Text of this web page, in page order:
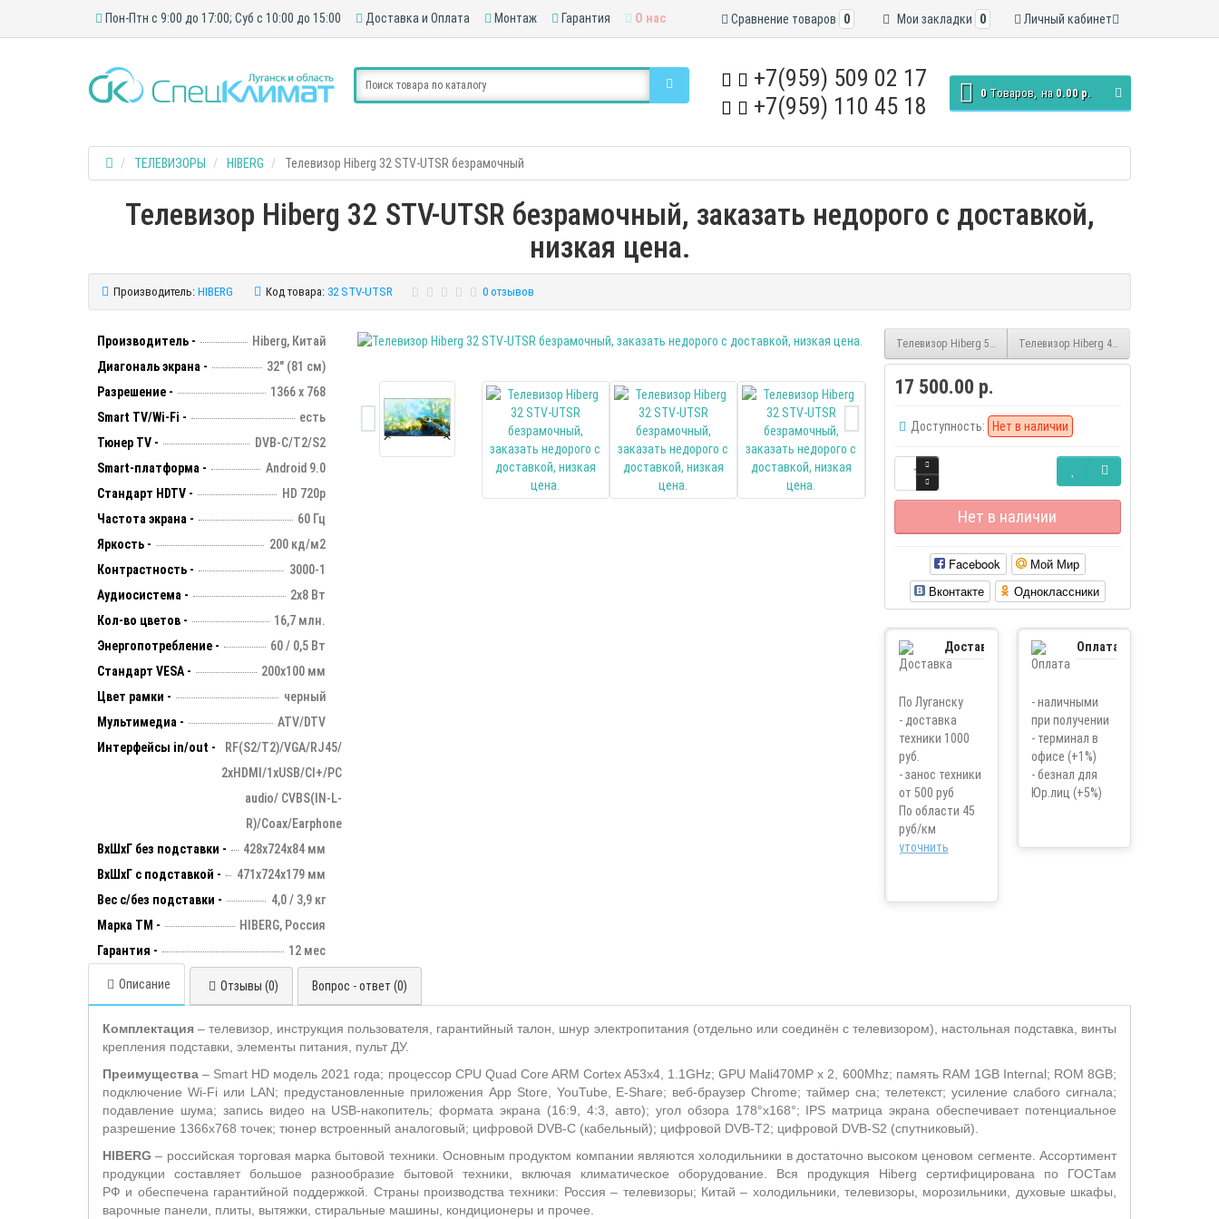
Пон-Птн с 9:00 до 17:00; Суб с 10:00 до 15:00 Доставка и Оплата Монтаж Гарантия О нас Личный кабинет
Мои закладки 0
Сравнение товаров 0
+7(959) 509 02 17
+7(959) 110 45 18
0 Tоваров, на 0.00 р.
ТЕЛЕВИЗОРЫ HIBERG Телевизор Hiberg 32 STV-UTSR безрамочный
Телевизор Hiberg 32 STV-UTSR безрамочный, заказать недорого с доставкой,
низкая цена.
Производитель: HIBERG Код товара: 32 STV-UTSR 0 отзывов
Производитель -
Hiberg, Китай
Диагональ экрана -
32" (81 см)
Разрешение -
1366 х 768
Smart TV/Wi-Fi -
есть
Тюнер TV -
DVB-C/T2/S2
Smart-платформа -
Android 9.0
Стандарт HDTV -
HD 720p
Частота экрана -
60 Гц
Яркость -
200 кд/м2
Контрастность -
3000-1
Аудиосистема -
2х8 Вт
Кол-во цветов -
16,7 млн.
Энергопотребление -
60 / 0,5 Вт
Стандарт VESA -
200х100 мм
Цвет рамки -
черный
Мультимедиа -
ATV/DTV
Интерфейсы in/out -
RF(S2/T2)/VGA/RJ45/
2xHDMI/1xUSB/CI+/PC
audio/ CVBS(IN-L-
R)/Coax/Earphone
ВхШхГ без подставки -
428х724х84 мм
ВхШхГ с подставкой -
471x724x179 мм
Вес с/без подставки -
4,0 / 3,9 кг
Марка ТМ -
HIBERG, Россия
Гарантия -
12 мес
Телевизор Hiberg 55 4KTV-QTSТелевизор Hiberg 40 STV-QTS
17 500.00 р.
Доступность: Нет в наличии
Нет в наличии
Facebook
Мой Мир
Вконтакте
Одноклассники
Доставка
По Луганску
- доставка
техники 1000
руб.
- занос техники
от 500 руб
По области 45
руб/км
уточнить
Оплата
- наличными
при получении
- терминал в
офисе (+1%)
- безнал для
Юр.лиц (+5%)
Описание Отзывы (0) Вопрос - ответ (0)
Комплектация– телевизор, инструкция пользователя, гарантийный талон, шнур электропитания (отдельно или соединён с телевизором), настольная подставка, винты
крепления подставки, элементы питания, пульт ДУ.
Преимущества– Smart HD модель 2021 года; процессор CPU Quad Core ARM Cortex A53x4, 1.1GHz; GPU Mali470MP x 2, 600Mhz; память RAM 1GB Internal; ROM 8GB;
подключение Wi-Fi или LAN; предустановленные приложения App Store, YouTube, E-Share; веб-браузер Chrome; таймер сна; телетекст; усиление слабого сигнала;
подавление шума; запись видео на USB-накопитель; формата экрана (16:9, 4:3, авто); угол обзора 178°х168°; IPS матрица экрана обеспечивает потенциальное
разрешение 1366x768 точек; тюнер встроенный аналоговый; цифровой DVB-C (кабельный); цифровой DVB-T2; цифровой DVB-S2 (спутниковый).
HIBERG – российская торговая марка бытовой техники. Основным продуктом компании являются холодильники в достаточно высоком ценовом сегменте. Ассортимент
продукции составляет большое разнообразие бытовой техники, включая климатическое оборудование. Вся продукция Hiberg сертифицирована по ГОСТам
РФ и обеспечена гарантийной поддержкой. Страны производства техники: Россия – телевизоры; Китай – холодильники, телевизоры, морозильники, духовые шкафы,
варочные панели, плиты, вытяжки, стиральные машины, кондиционеры и прочее.